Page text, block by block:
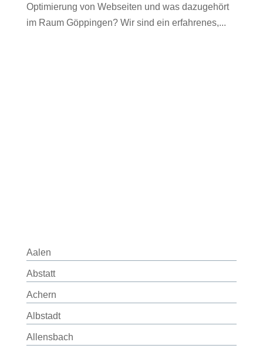
Optimierung von Webseiten und was dazugehört
im Raum Göppingen? Wir sind ein erfahrenes,...
Aalen
Abstatt
Achern
Albstadt
Allensbach